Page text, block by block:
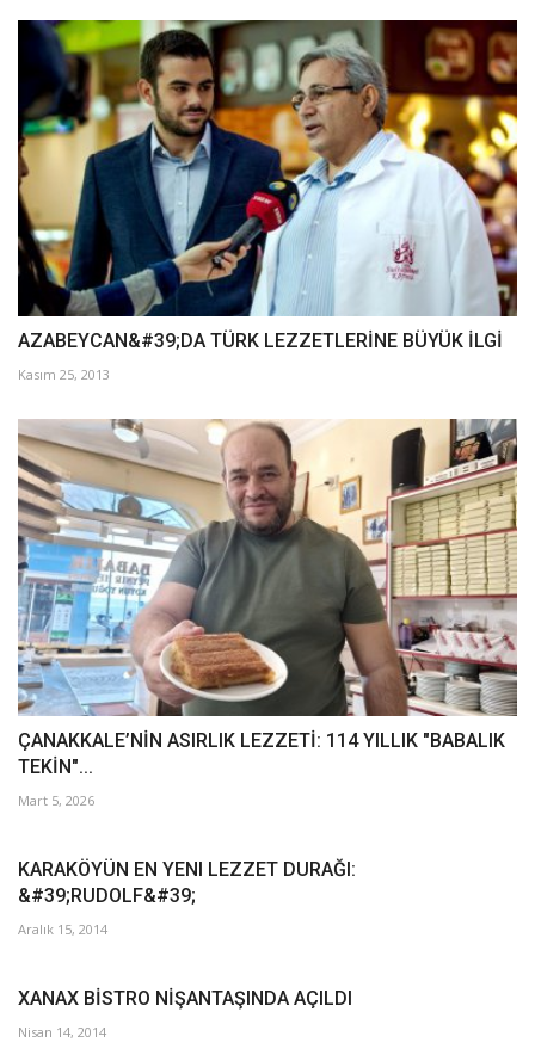
AZABEYCAN&#39;DA TÜRK LEZZETLERİNE BÜYÜK İLGİ
Kasım 25, 2013
ÇANAKKALE’NİN ASIRLIK LEZZETİ: 114 YILLIK "BABALIK
TEKİN"...
Mart 5, 2026
KARAKÖYÜN EN YENI LEZZET DURAĞI:
&#39;RUDOLF&#39;
Aralık 15, 2014
XANAX BİSTRO NİŞANTAŞINDA AÇILDI
Nisan 14, 2014